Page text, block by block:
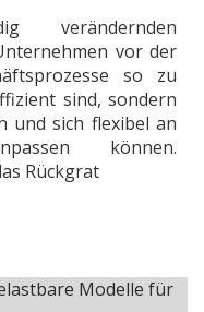
vor der
so zu
sind, sondern
und sich flexibel an
können.
Rückgrat